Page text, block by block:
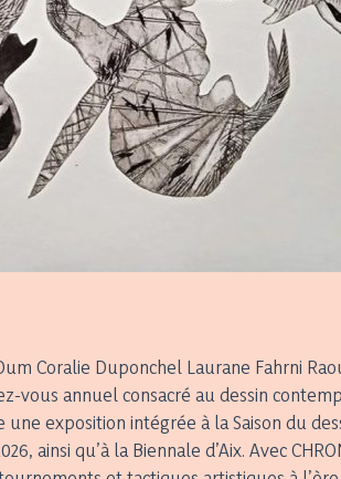
Coralie Duponchel Laurane Fahrni
vous annuel consacré au dessin
une exposition intégrée à la Saison du
ainsi qu’à la Biennale d’Aix. Avec